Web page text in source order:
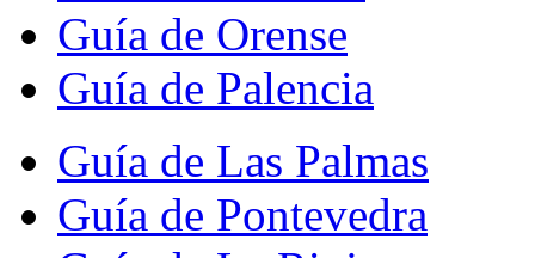
Guía de Orense
Guía de Palencia
Guía de Las Palmas
Guía de Pontevedra